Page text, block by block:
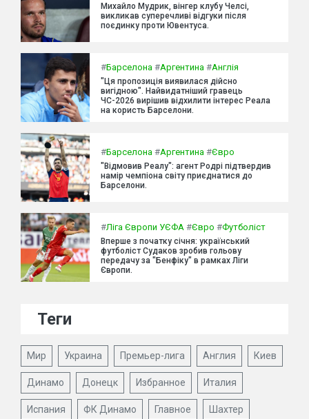
Михайло Мудрик, вінгер клубу Челсі,
викликав суперечливі відгуки після
поєдинку проти Ювентуса.
#Барселона #Аргентина #Англія
"Ця пропозиція виявилася дійсно
вигідною". Найвидатніший гравець
ЧС-2026 вирішив відхилити інтерес Реала
на користь Барселони.
#Барселона #Аргентина #Євро
"Відмовив Реалу": агент Родрі підтвердив
намір чемпіона світу приєднатися до
Барселони.
#Ліга Європи УЄФА #Євро #Футболіст
Вперше з початку січня: український
футболіст Судаков зробив гольову
передачу за "Бенфіку" в рамках Ліги
Європи.
Теги
Мир Украина Премьер-лига Англия Киев
Динамо Донецк Избранное Италия
Испания ФК Динамо Главное Шахтер